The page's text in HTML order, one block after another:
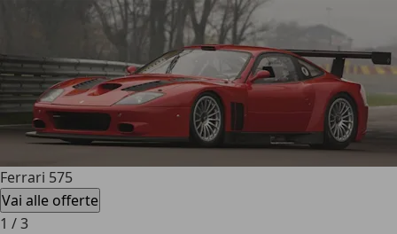
Ferrari 575
Vai alle offerte
1 /3